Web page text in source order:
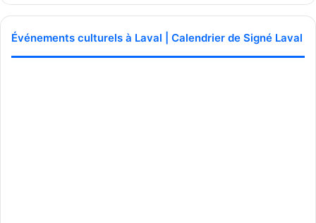
Événements culturels à Laval | Calendrier de Signé Laval